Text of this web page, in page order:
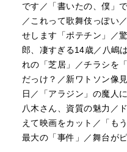
です／「書いたの、僕」
／これって歌舞伎っぽい
せします「ポテチン」／
郎、凄すぎる14歳／八嶋
れの「芝居」／チラシを
だっけ？／新ワトソン像
日／「アラジン」の魔人
八木さん、資質の魅力／
えて映画をカット／「も
最大の「事件」／舞台が